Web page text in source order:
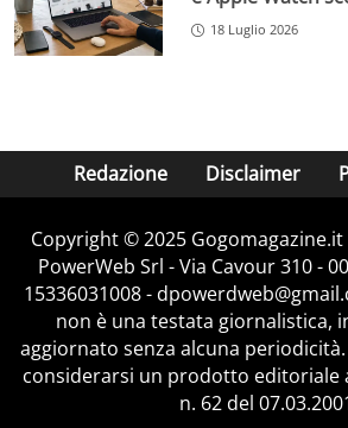
18 Luglio 2026
Redazione Disclaimer
Copyright © 2025
PowerWeb Srl - Via Cavour 310 -
15336031008 -
non è una testata giornalistica,
aggiornato senza alcuna
considerarsi un prodotto editoriale
n. 62 del